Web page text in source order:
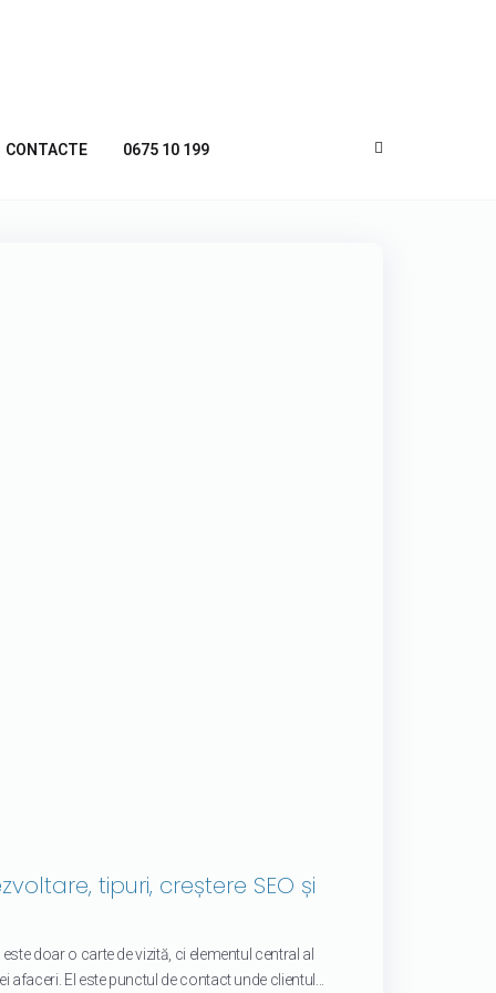
CONTACTE 0675 10 199
tipuri, creștere SEO și
doar o carte de vizită, ci elementul central al
El este punctul de contact unde clientul...